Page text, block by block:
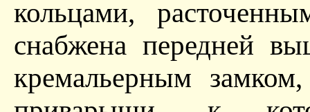
кольцами,
снабжена передней
кремальерным